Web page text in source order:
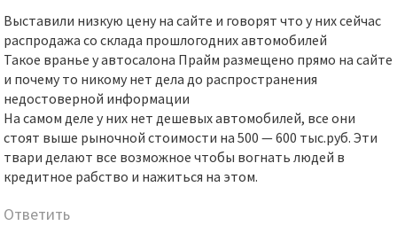
Выставили низкую цену на сайте и говорят что у них сейчас
распродажа со склада прошлогодних автомобилей
Такое вранье у автосалона Прайм размещено прямо на сайте
и почему то никому нет дела до распространения
недостоверной информации
На самом деле у них нет дешевых автомобилей, все они
стоят выше рыночной стоимости на 500 — 600 тыс.руб. Эти
твари делают все возможное чтобы вогнать людей в
кредитное рабство и нажиться на этом.
Ответить